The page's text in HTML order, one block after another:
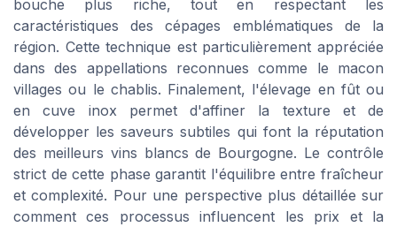
bouche plus riche, tout en respectant les
caractéristiques des cépages emblématiques de la
région. Cette technique est particulièrement appréciée
dans des appellations reconnues comme le macon
villages ou le chablis. Finalement, l'élevage en fût ou
en cuve inox permet d'affiner la texture et de
développer les saveurs subtiles qui font la réputation
des meilleurs vins blancs de Bourgogne. Le contrôle
strict de cette phase garantit l'équilibre entre fraîcheur
et complexité. Pour une perspective plus détaillée sur
comment ces processus influencent les prix et la